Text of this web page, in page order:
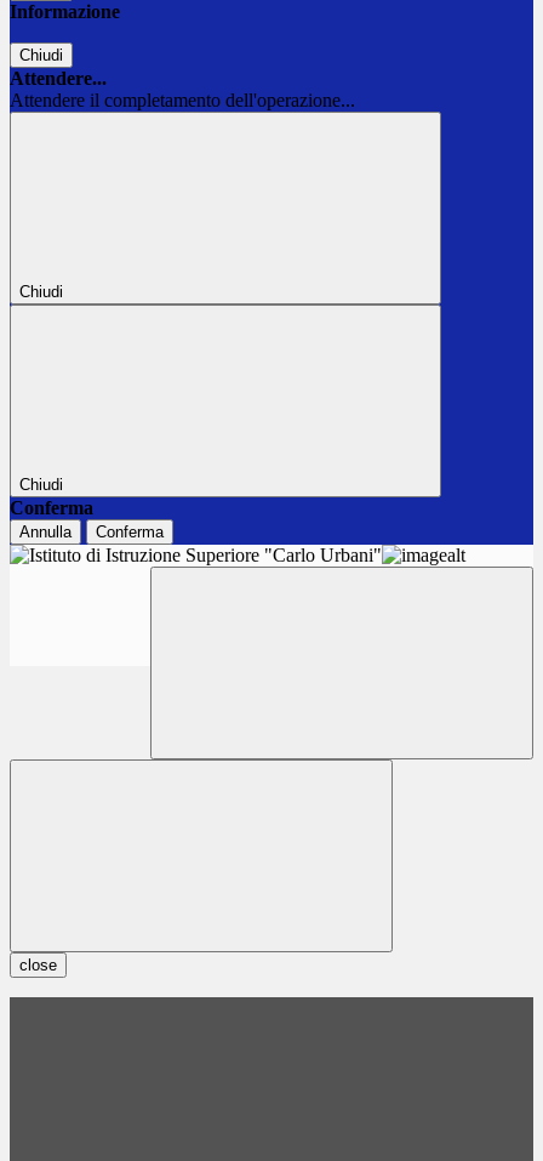
Informazione
Chiudi
Attendere...
Attendere il completamento dell'operazione...
Chiudi
Chiudi
Conferma
Annulla Conferma
close